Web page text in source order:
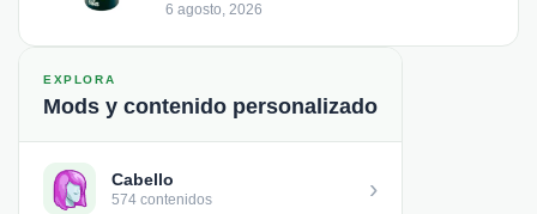
6 agosto, 2026
EXPLORA
Mods y contenido personalizado
Cabello
574 contenidos ›